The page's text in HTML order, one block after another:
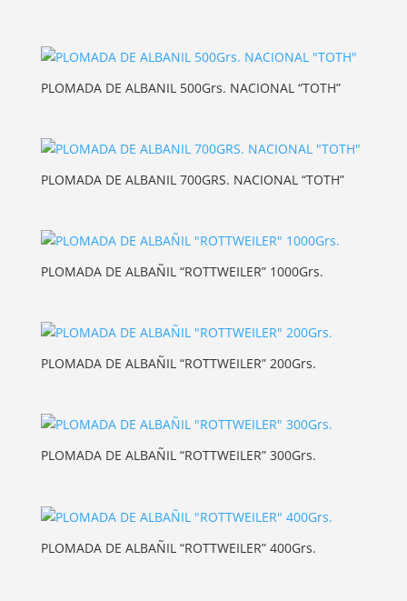
PLOMADA DE ALBANIL 500Grs. NACIONAL “TOTH”
PLOMADA DE ALBANIL 700GRS. NACIONAL “TOTH”
PLOMADA DE ALBAÑIL “ROTTWEILER” 1000Grs.
PLOMADA DE ALBAÑIL “ROTTWEILER” 200Grs.
PLOMADA DE ALBAÑIL “ROTTWEILER” 300Grs.
PLOMADA DE ALBAÑIL “ROTTWEILER” 400Grs.